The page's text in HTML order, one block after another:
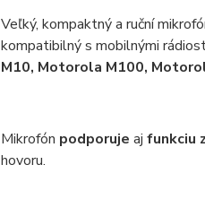
Veľký, kompaktný a ruční
kompatibilný s mobilnými
M10, Motorola M100,
Mikrofón podporuje aj funkciu
hovoru.